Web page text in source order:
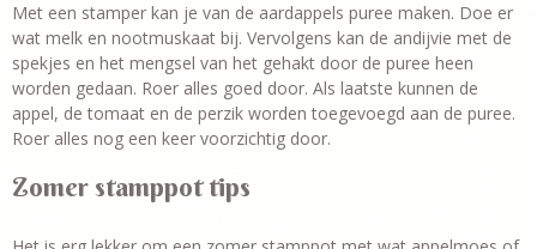
Met een stamper kan je van de aardappels puree maken. Doe er
wat melk en nootmuskaat bij. Vervolgens kan de andijvie met de
spekjes en het mengsel van het gehakt door de puree heen
worden gedaan. Roer alles goed door. Als laatste kunnen de
appel, de tomaat en de perzik worden toegevoegd aan de puree.
Roer alles nog een keer voorzichtig door.
Zomer stamppot tips